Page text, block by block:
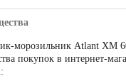
морозильник Atlant ХМ
покупок в интернет-